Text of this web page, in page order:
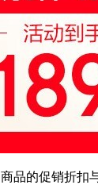
品的促销折